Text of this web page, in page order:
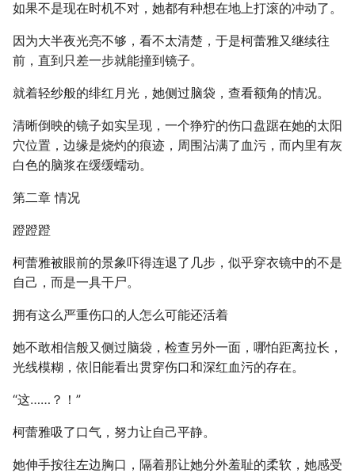
如果不是现在时机不对，她都有种想在地上打滚的冲动了。
因为大半夜光亮不够，看不太清楚，于是柯蕾雅又继续往
前，直到只差一步就能撞到镜子。
就着轻纱般的绯红月光，她侧过脑袋，查看额角的情况。
清晰倒映的镜子如实呈现，一个狰狞的伤口盘踞在她的太阳
穴位置，边缘是烧灼的痕迹，周围沾满了血污，而内里有灰
白色的脑浆在缓缓蠕动。
第二章 情况
蹬蹬蹬
柯蕾雅被眼前的景象吓得连退了几步，似乎穿衣镜中的不是
自己，而是一具干尸。
拥有这么严重伤口的人怎么可能还活着
她不敢相信般又侧过脑袋，检查另外一面，哪怕距离拉长，
光线模糊，依旧能看出贯穿伤口和深红血污的存在。
“这……？！”
柯蕾雅吸了口气，努力让自己平静。
她伸手按往左边胸口，隔着那让她分外羞耻的柔软，她感受